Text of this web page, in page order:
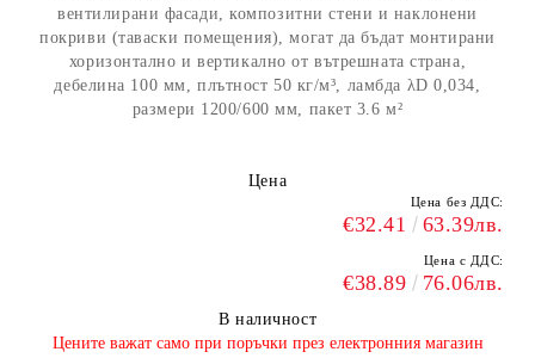
вентилирани фасади, композитни стени и наклонени
покриви (таваски помещения), могат да бъдат монтирани
хоризонтално и вертикално от вътрешната страна,
дебелина 100 мм, плътност 50 кг/м³, ламбда λD 0,034,
размери 1200/600 мм, пакет 3.6 м²
Цена
Цена без ДДС:
€32.41 63.39лв.
Цена с ДДС:
€38.89 76.06лв.
В наличност
​Цените важат само при поръчки през електронния магазин